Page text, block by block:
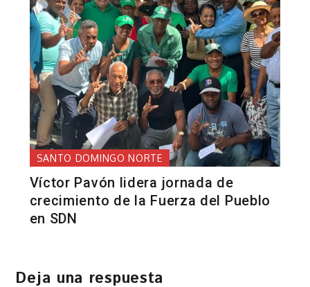
SANTO DOMINGO NORTE
Víctor Pavón lidera jornada de
crecimiento de la Fuerza del Pueblo
en SDN
Deja una respuesta